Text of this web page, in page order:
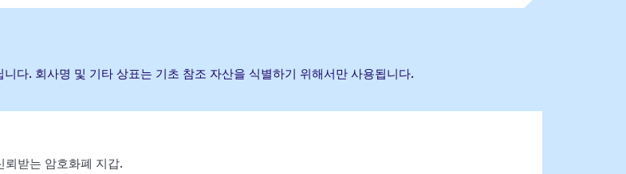
다. 회사명 및 기타 상표는 기초 참조 자산을 식별하기 위해서만 사용됩니다.
받는 암호화폐 지갑.